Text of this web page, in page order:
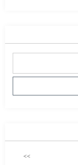
<<